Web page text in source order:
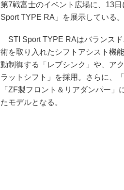
第7戦富士のイベント広場に、13
Sport TYPE RA」を展示している。
STI Sport TYPE RAはバランス
術を取り入れたシフトアシスト機
動制御する「レブシンク」や、ア
ラットシフト」を採用。さらに、
「ZF製フロント＆リアダンパー
たモデルとなる。